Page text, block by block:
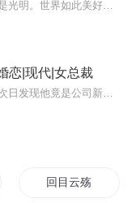
恋|现代|女总裁
回目云殇